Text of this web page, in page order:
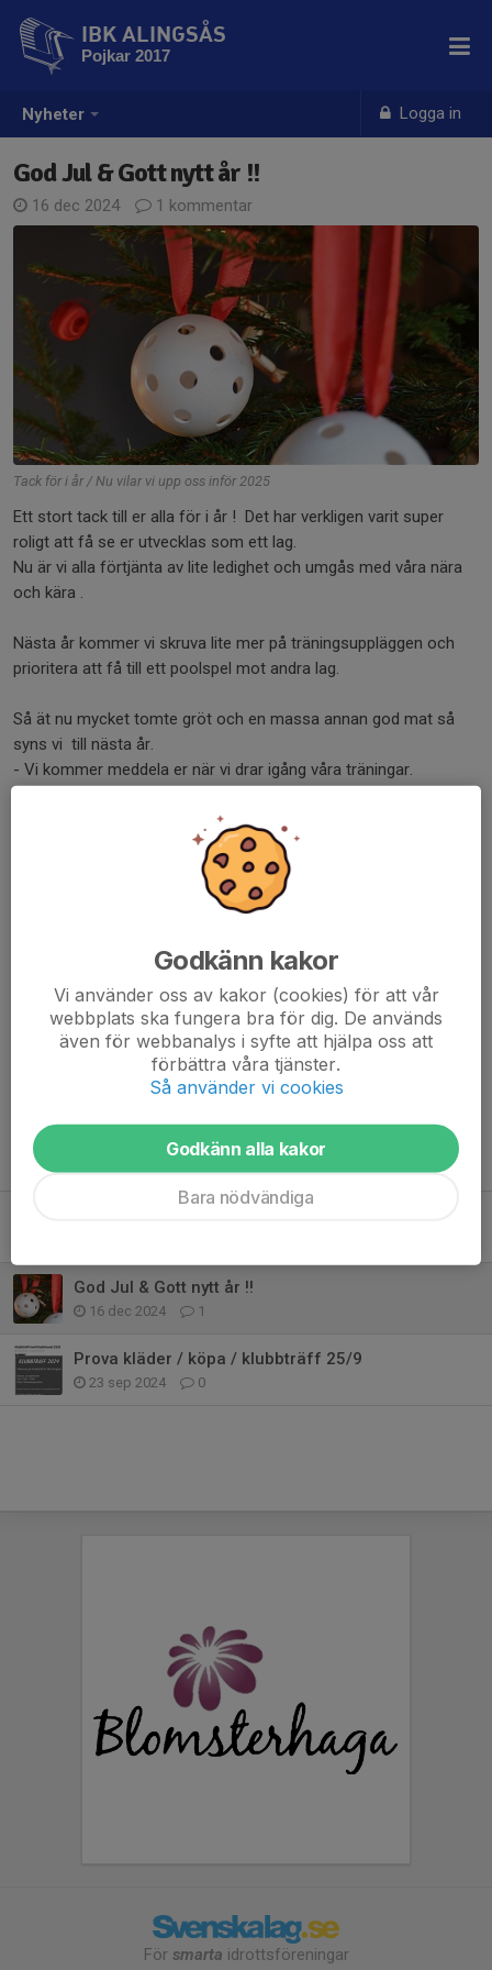
Nyheter Logga in
IBK ALINGSÅS
Pojkar 2017
God Jul & Gott nytt år !!
16 dec 2024 1 kommentar
Tack för i år / Nu vilar vi upp oss inför 2025
Ett stort tack till er alla för i år ! Det har verkligen varit super
roligt att få se er utvecklas som ett lag.
Nu är vi alla förtjänta av lite ledighet och umgås med våra nära
och kära .
Nästa år kommer vi skruva lite mer på träningsuppläggen och
prioritera att få till ett poolspel mot andra lag.
Så ät nu mycket tomte gröt och en massa annan god mat så
syns vi till nästa år.
- Vi kommer meddela er när vi drar igång våra träningar.
God Jul & Gott nytt år önskar vi ledare
Jonas M.17 dec 2024
Tack så mycket för hösten. God jul till er med
Tidigare nyheter
God Jul & Gott nytt år !!
16 dec 2024 1
Prova kläder / köpa / klubbträff 25/9
23 sep 2024 0
För smarta idrottsföreningar
Godkänn kakor
Vi använder oss av kakor (cookies) för att vår
webbplats ska fungera bra för dig. De används
även för webbanalys i syfte att hjälpa oss att
förbättra våra tjänster.
Så använder vi cookies
Godkänn alla kakor
Bara nödvändiga